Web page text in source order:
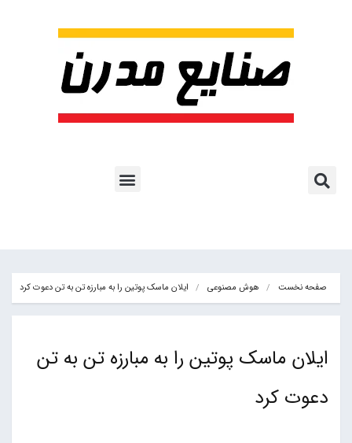
صفحه نخست هوش مصنوعی ایلان ماسک پوتین را به مبارزه تن به تن دعوت کرد
ایلان ماسک پوتین را به مبارزه تن به تن
دعوت کرد